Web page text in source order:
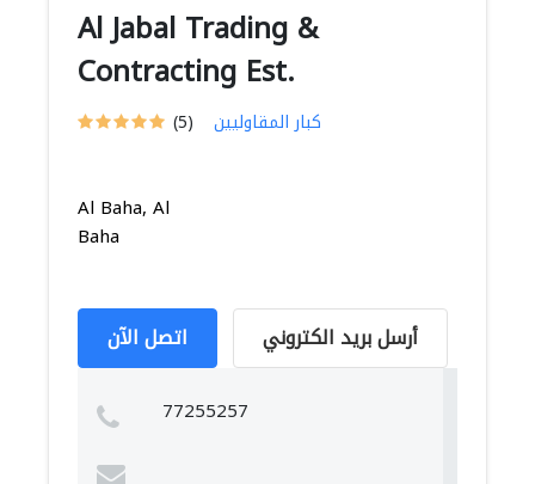
Al Jabal Trading &
Contracting Est.
(5) كبار المقاوليين
Al Baha, Al
Baha
اتصل الآن أرسل بريد الكتروني
77255257